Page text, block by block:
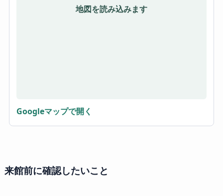
地図を読み込みます
Googleマップで開く
来館前に確認したいこと